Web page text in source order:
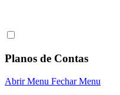
Planos de Contas
Abrir Menu Fechar Menu